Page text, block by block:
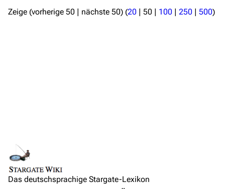
FAQ
Kontakt
Zeige (vorherige 50 nächste 50) (20 50 100 250 500)
Das deutschsprachige Stargate-Lexikon